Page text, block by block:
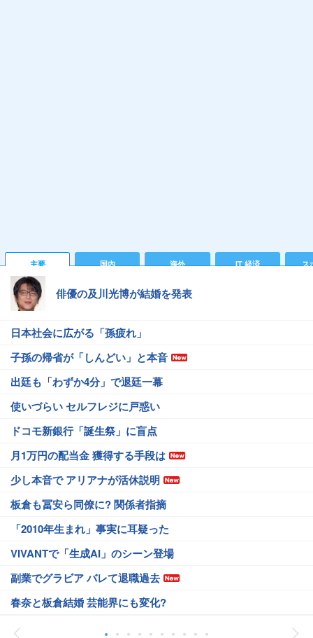
主要 国内 海外 IT 経済 ス
俳優の及川光博が結婚を発表
日本社会に広がる「孫疲れ」
子孫の帰省が「しんどい」と本音
出廷も「わずか4分」で退廷一幕
使いづらい セルフレジに戸惑い
ドコモ新銀行「誕生祭」に盲点
月1万円の配当金 獲得する手段は
少し本音で アリアナが活休説明
板倉も冨安ら同僚に? 関係者指摘
「2010年生まれ」事実に耳疑った
VIVANTで「生成AI」のシーン登場
副業でグラビア バレて退職過去
春奈と板倉結婚 芸能界にも変化?